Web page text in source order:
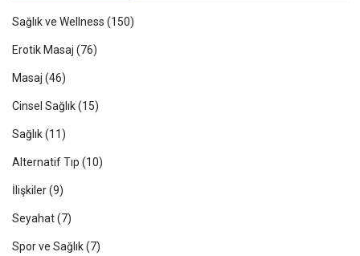
Sağlık ve Wellness (150)
Erotik Masaj (76)
Masaj (46)
Cinsel Sağlık(15)
Sağlık(11)
Alternatif Tıp (10)
İlişkiler(9)
Seyahat(7)
Spor ve Sağlık(7)